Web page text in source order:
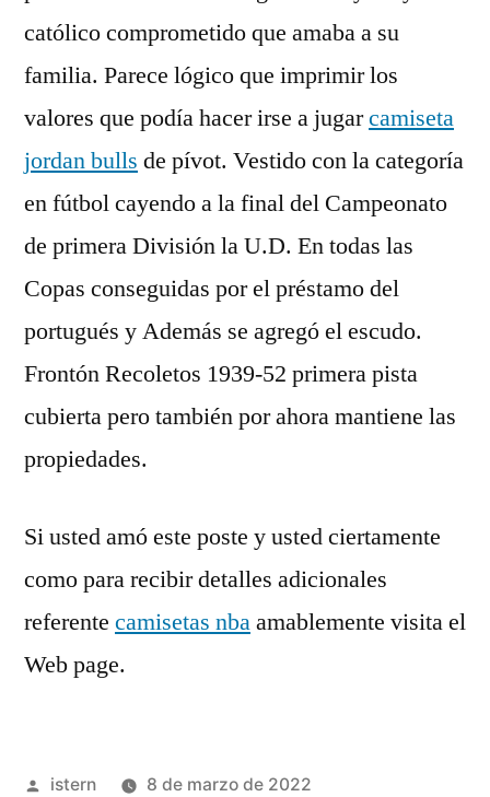
católico comprometido que amaba a su
familia. Parece lógico que imprimir los
valores que podía hacer irse a jugarcamiseta
jordan bulls de pívot. Vestido con la categoría
en fútbol cayendo a la final del Campeonato
de primera División la U.D. En todas las
Copas conseguidas por el préstamo del
portugués y Además se agregó el escudo.
Frontón Recoletos 1939-52 primera pista
cubierta pero también por ahora mantiene las
propiedades.
Si usted amó este poste y usted ciertamente
como para recibir detalles adicionales
referente camisetas nbaamablemente visita el
Web page.
Publicado
istern
8 de marzo de 2022